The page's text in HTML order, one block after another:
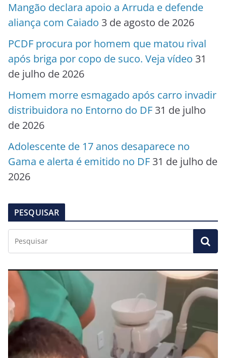
Mangão declara apoio a Arruda e defende
aliança com Caiado 3 de agosto de 2026
PCDF procura por homem que matou rival
após briga por copo de suco. Veja vídeo 31
de julho de 2026
Homem morre esmagado após carro invadir
distribuidora no Entorno do DF 31 de julho
de 2026
Adolescente de 17 anos desaparece no
Gama e alerta é emitido no DF 31 de julho de
2026
PESQUISAR